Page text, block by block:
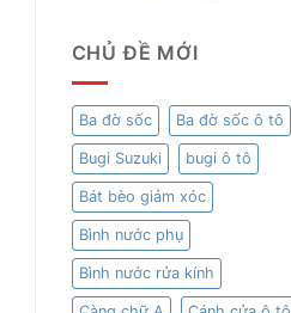
CHỦ ĐỀ MỚI
Ba đờ sốc Ba đờ sốc ô tô
Bugi Suzuki bugi ô tô
Bát bèo giảm xóc
Bình nước phụ
Bình nước rửa kính